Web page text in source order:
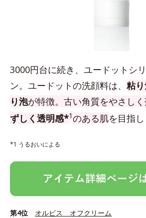
3000円台に続き、ユードットシ
ン。ユードットの洗顔料は、 粘
り泡が特徴。古い角質をやさしく
ずしく透明感*1のある肌を目指し
*1 うるおいによる
第4位 オルビス オフクリーム